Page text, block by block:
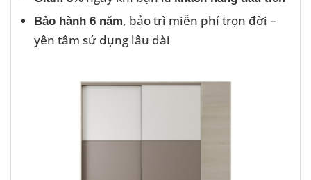
Bảo hành 6 năm, bảo trì miễn phí trọn đời –
yên tâm sử dụng lâu dài